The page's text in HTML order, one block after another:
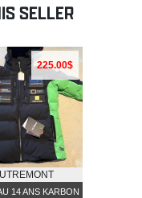
SELLER
225.00$
14 ANS KARBON